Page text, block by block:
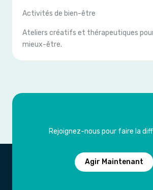
Activités de bien-être
Ateliers créatifs et thérapeutiques
mieux-être.
Rejoignez-nous pour faire la
Agir Maintenant